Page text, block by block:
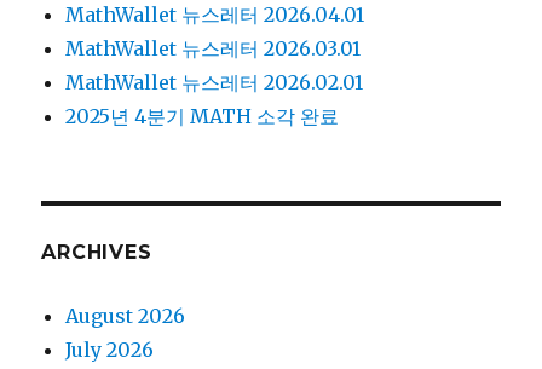
MathWallet 뉴스레터 2026.04.01
MathWallet 뉴스레터 2026.03.01
MathWallet 뉴스레터 2026.02.01
2025년 4분기 MATH 소각 완료
ARCHIVES
August 2026
July 2026